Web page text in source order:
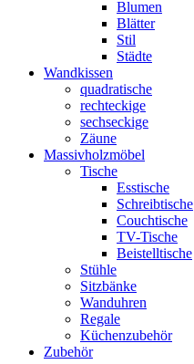
Blumen
Blätter
Stil
Städte
Wandkissen
quadratische
rechteckige
sechseckige
Zäune
Massivholzmöbel
Tische
Esstische
Schreibtische
Couchtische
TV-Tische
Beistelltische
Stühle
Sitzbänke
Wanduhren
Regale
Küchenzubehör
Zubehör